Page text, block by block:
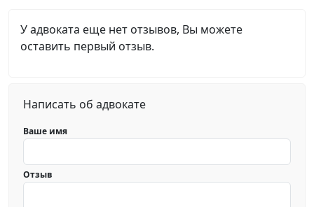
У адвоката еще нет отзывов, Вы можете
оставить первый отзыв.
Написать об адвокате
Ваше имя
Отзыв